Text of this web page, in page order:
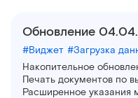
Обновление
#Виджет #Загрузка
Накопительное
Печать документов по
Расширенное указания